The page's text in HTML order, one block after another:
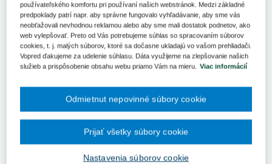
Žilina 1. júna (TASR) – Podľa hovorkyne nemocnice Lenky
Zátekovej budú zlepšenie nálady a zmiernenie stresu pred
vyšetrením prinášať vo vonkajších priestoroch nemocnice až do
konca tohto týždňa.
"Vo štvrtok čaká navyše veľké prekvapenie všetky
hospitalizované deti - v záhradnom átriu pediatrického pavilónu
klauniádu pod balkónmi izieb. Veríme, že bude dobré počasie
a malí pacienti si aj cez okná, alebo v prípade dobrého
zdravotného stavu priamo cez balkóny klauniádu užijú. A spríjemní
Žilina Igor Stalmašek.
Malých aj väčších pacientov na oddelení pediatrie, pediatrickej
ortopédie a na novorodeneckom oddelení prekvapili Stalmašek
používateľského komfortu pri používaní našich webstránok. Medzi základné
predpoklady patrí napr. aby správne fungovalo vyhľadávanie, aby sme vás
neobťažovali nevhodnou reklamou alebo aby sme mali dostatok podnetov, ako
web vylepšovať. Preto od Vás potrebujeme súhlas so spracovaním súborov
cookies, t. j. malých súborov, ktoré sa dočasne ukladajú vo vašom prehliadači.
Vopred ďakujeme za udelenie súhlasu. Dáta využijeme na zlepšovanie našich
služieb a prispôsobenie obsahu webu priamo Vám na mieru.
Viac informácií
Nastavenia súborov cookie
Odmietnut nepovinné súbory cookie
Prijať všetky súbory cookie